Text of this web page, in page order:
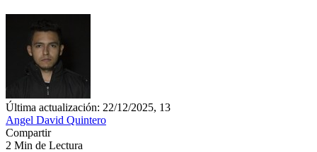
Última actualización: 22/12/2025, 13
Angel David Quintero
Compartir
2 Min de Lectura